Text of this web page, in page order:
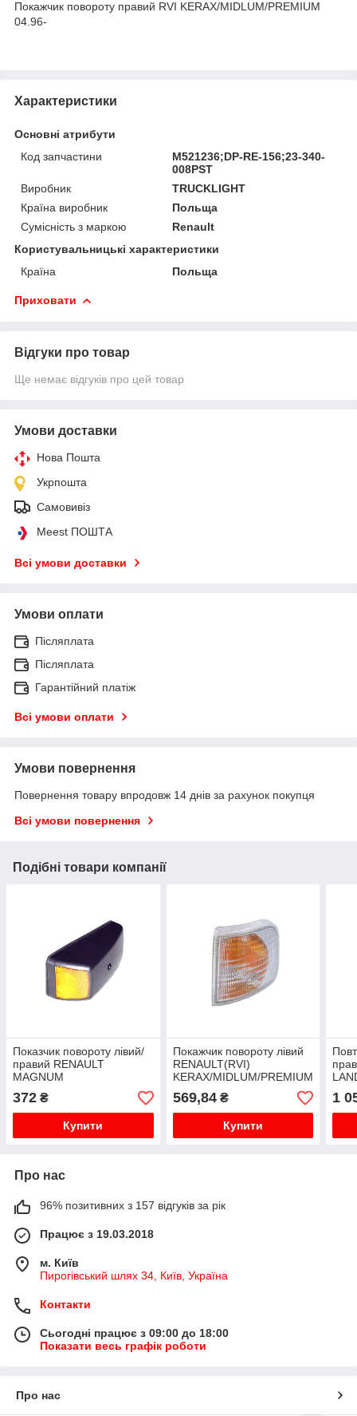
Покажчик повороту правий RVI KERAX/MIDLUM/PREMIUM
04.96-
Характеристики
Основні атрибути
Код запчастини
M521236;DP-RE-156;23-340-
008PST
Виробник
TRUCKLIGHT
Країна виробник
Польща
Сумісність з маркою
Renault
Користувальницькі характеристики
Країна
Польща
Приховати
Відгуки про товар
Ще немає відгуків про цей товар
Умови доставки
Нова Пошта
Укрпошта
Самовивіз
Meest ПОШТА
Всі умови доставки
Умови оплати
Післяплата
Післяплата
Гарантійний платіж
Всі умови оплати
Умови повернення
Повернення товару впродовж 14 днів за рахунок покупця
Всі умови повернення
Подібні товари компанії
Показчик повороту лівий/
правий RENAULT
MAGNUM
372 ₴
Купити
Покажчик повороту лівий
RENAULT(RVI)
KERAX/MIDLUM/PREMIUM
04.96-
569,84₴
Купити
1
Про нас
96% позитивних з 157 відгуків за рік
Працює з 19.03.2018
м. Київ
Пирогівський шлях 34, Київ, Україна
Контакти
Сьогодні працює з 09:00 до 18:00
Показати весь графік роботи
Про нас